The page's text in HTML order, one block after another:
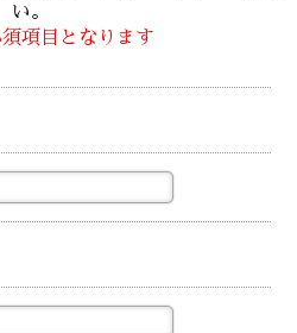
い。
項目となります